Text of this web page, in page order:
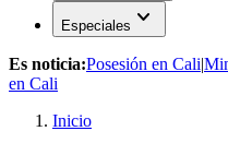
Especiales expand_more
Es noticia:Posesión en Cali|
en Cali
Inicio